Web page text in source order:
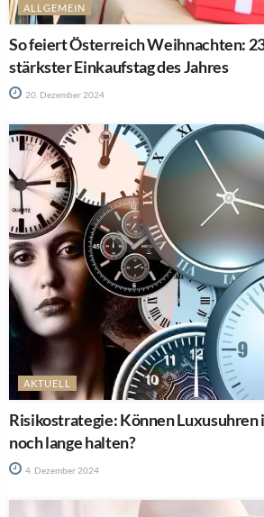
ALLGEMEIN
So feiert Österreich Weihnachten:
stärkster Einkaufstag des Jahres
20. Dezember 2024
AKTUELL
Risikostrategie: Können
noch lange halten?
4. Dezember 2024